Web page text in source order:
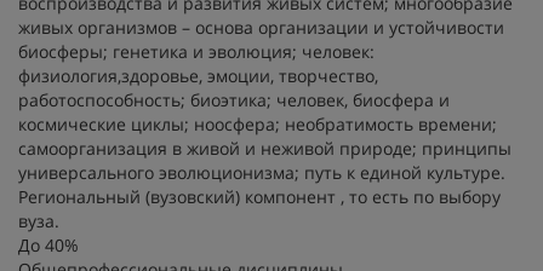
живых организмов – основа организации и устойчивости
биосферы; генетика и эволюция; человек:
физиология,здоровье, эмоции, творчество,
работоспособность; биоэтика; человек, биосфера и
космические циклы; ноосфера; необратимость времени;
самоорганизация в живой и неживой природе; принципы
универсального эволюционизма; путь к единой культуре.
Региональный (вузовский) компонент , то есть по выбору
вуза.
До 40%